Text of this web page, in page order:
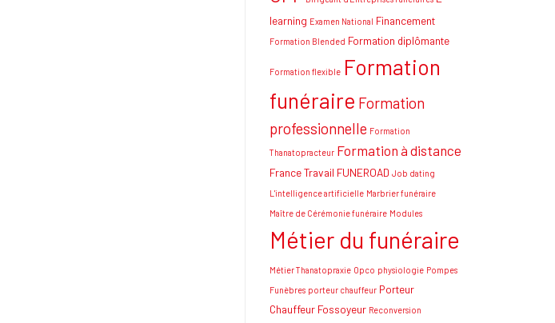
learning Examen National Financement
Formation Blended Formation diplômante
Formation flexible Formation
funéraire Formation
professionnelle Formation
Thanatopracteur Formation à distance
France Travail FUNEROAD Job dating
L'intelligence artificielle Marbrier funéraire
Maître de Cérémonie funéraire Modules
Métier du funéraire
Métier Thanatopraxie Opco physiologie Pompes
Funèbres porteur chauffeur Porteur
Chauffeur Fossoyeur Reconversion